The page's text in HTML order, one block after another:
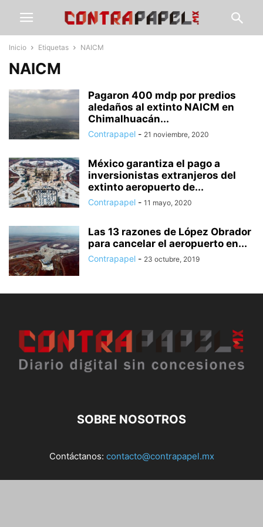
Inicio Etiquetas NAICM
NAICM
Pagaron 400 mdp por predios
aledaños al extinto NAICM en
Chimalhuacán...
Contrapapel - 21 noviembre, 2020
México garantiza el pago a
inversionistas extranjeros del
extinto aeropuerto de...
Contrapapel - 11 mayo, 2020
Las 13 razones de López Obrador
para cancelar el aeropuerto en...
Contrapapel - 23 octubre, 2019
SOBRE NOSOTROS
Contáctanos: contacto@contrapapel.mx